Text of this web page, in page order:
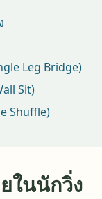
Leg Bridge)
Sit)
Shuffle)
ในนักวิ่ง